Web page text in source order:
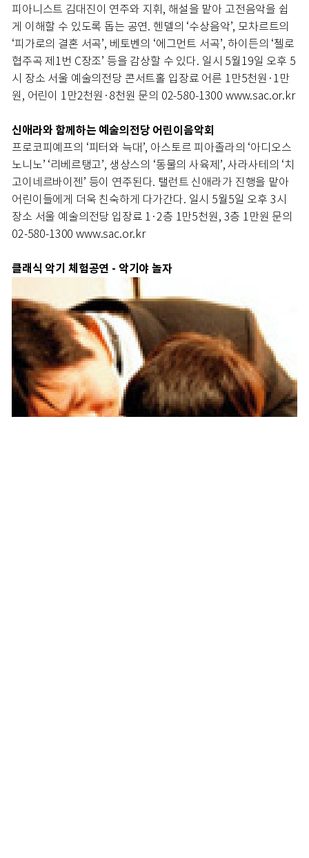
피아니스트 김대진이 연주와 지휘, 해설을 맡아 고전음악을 쉽
게 이해할 수 있도록 돕는 공연. 헨델의 ‘수상음악’, 모차르트의
‘피가로의 결혼 서곡’, 베토벤의 ‘에그먼트 서곡’, 하이든의 ‘첼로
협주곡 제1번 C장조’ 등을 감상할 수 있다. 일시 5월19일 오후 5
시 장소 서울 예술의전당 콘서트홀 입장료 어른 1만5천원·1만
원, 어린이 1만2천원·8천원 문의 02-580-1300 www.sac.or.kr
신애라와 함께하는 예술의전당 어린이음악회
프로코피예프의 ‘피터와 늑대’, 아스토르 피아졸라의 ‘아디오스
노니노’ ‘리베르탱고’, 생상스의 ‘동물의 사육제’, 사라사테의 ‘치
고이네르바이젠’ 등이 연주된다. 탤런트 신애라가 진행을 맡아
어린이들에게 더욱 친숙하게 다가간다. 일시 5월5일 오후 3시
장소 서울 예술의전당 입장료 1·2층 1만5천원, 3층 1만원 문의
02-580-1300 www.sac.or.kr
클래식 악기 체험공연 - 악기야 놀자